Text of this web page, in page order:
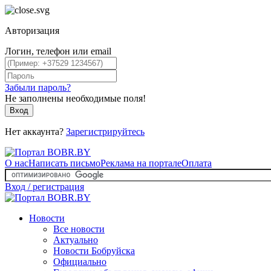
Авторизация
Логин, телефон или email
Забыли пароль?
Не заполнены необходимые поля!
Вход
Нет аккаунта? Зарегистрируйтесь
О насНаписать письмоРеклама на порталеОплата
Вход / регистрация
Новости
Все новости
Актуально
Новости Бобруйска
Официально